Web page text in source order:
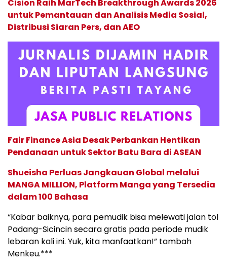
Cision Raih MarTech Breakthrough Awards 2026
untuk Pemantauan dan Analisis Media Sosial,
Distribusi Siaran Pers, dan AEO
Fair Finance Asia Desak Perbankan Hentikan
Pendanaan untuk Sektor Batu Bara di ASEAN
Shueisha Perluas Jangkauan Global melalui
MANGA MILLION, Platform Manga yang Tersedia
dalam 100 Bahasa
“Kabar baiknya, para pemudik bisa melewati jalan tol
Padang-Sicincin secara gratis pada periode mudik
lebaran kali ini. Yuk, kita manfaatkan!” tambah
Menkeu.***